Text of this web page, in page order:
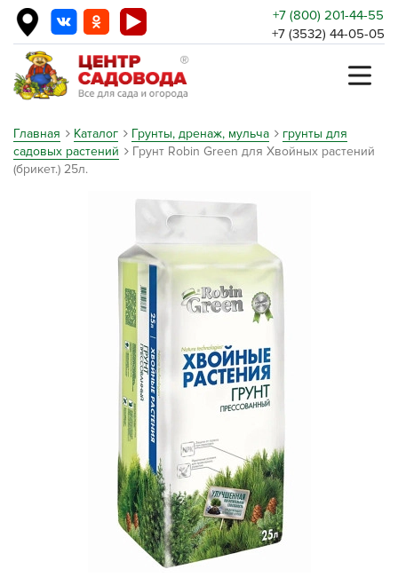
+7 (800) 201-44-55
+7 (3532) 44-05-05
Главная Каталог Грунты, дренаж, мульча
грунты для
садовых растений
Грунт Robin Green для Хвойных растений
(брикет.) 25л.